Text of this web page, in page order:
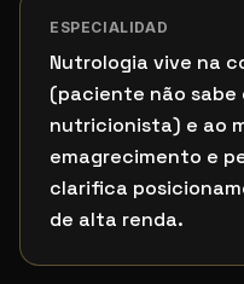
ESPECIALIDAD
Nutrologia vive na
(paciente não
nutricionista) e ao
emagrecimento e
clarifica
de alta renda.